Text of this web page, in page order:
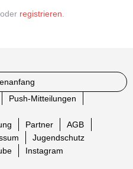
oder registrieren.
Push-Mitteilungen
Partner
AGB
Jugendschutz
Instagram